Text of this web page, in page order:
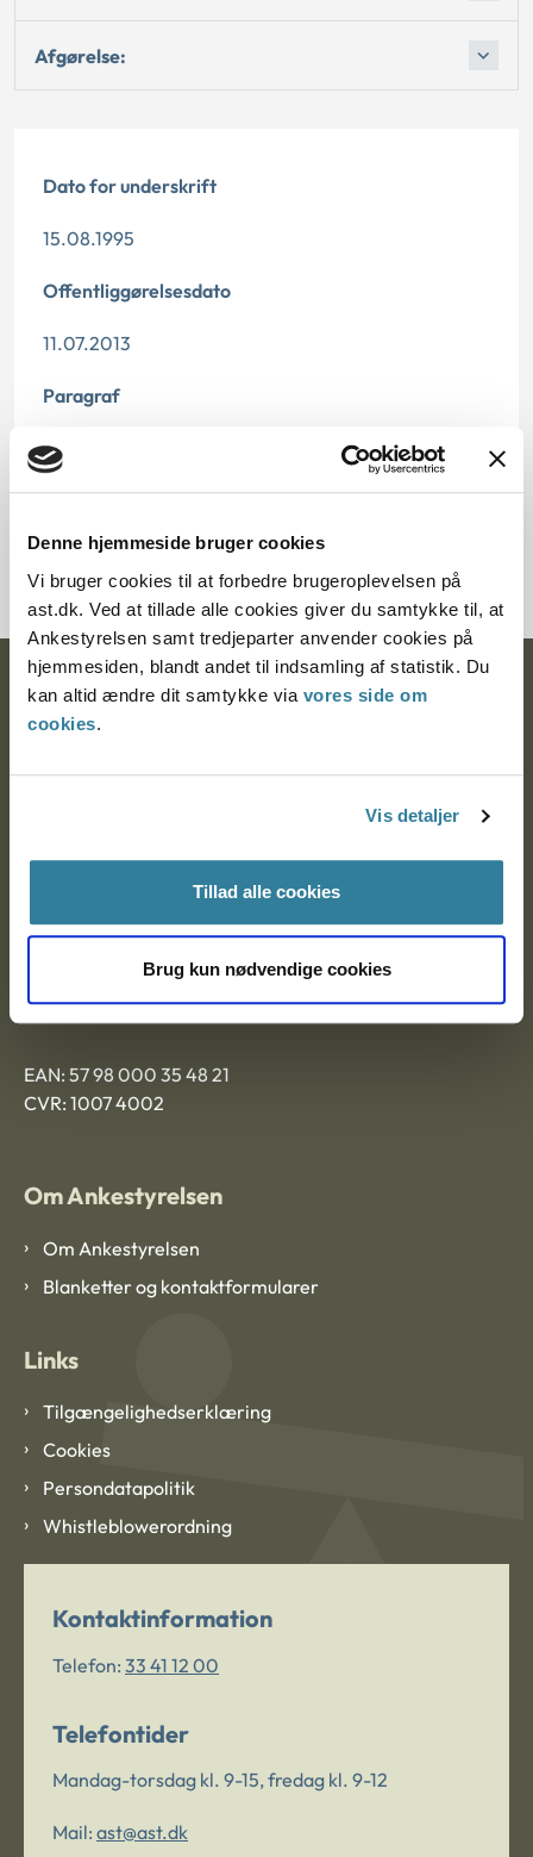
Denne hjemmeside bruger cookies
Vi bruger cookies til at forbedre brugeroplevelsen på
ast.dk. Ved at tillade alle cookies giver du samtykke til, at
Ankestyrelsen samt tredjeparter anvender cookies på
hjemmesiden, blandt andet til indsamling af statistik. Du
kan altid ændre dit samtykke via vores side om
cookies.
Vis detaljer
Tillad alle cookies
Brug kun nødvendige cookies
Afgørelse:
Dato for underskrift
15.08.1995
Offentliggørelsesdato
11.07.2013
Paragraf
§ 47 § 49 § 1
Journalnummer
20060-95
Ankestyrelsen
Ankestyrelsen København
EAN: 57 98 000 35 48 21
CVR: 1007 4002
Om Ankestyrelsen
Om Ankestyrelsen
Blanketter og kontaktformularer
Links
Tilgængelighedserklæring
Cookies
Persondatapolitik
Whistleblowerordning
Kontaktinformation
Telefon: 33 41 12 00
Telefontider
Mandag-torsdag kl. 9-15, fredag kl. 9-12
Mail: ast@ast.dk